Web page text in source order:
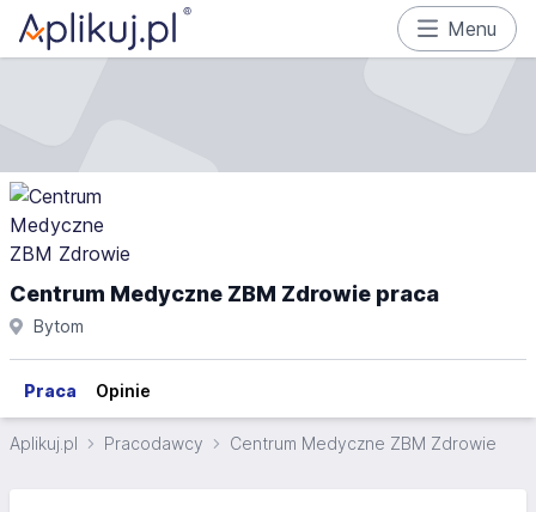
Menu
Centrum Medyczne ZBM Zdrowie praca
Bytom
Praca Opinie
Aplikuj.pl Pracodawcy Centrum Medyczne ZBM Zdrowie